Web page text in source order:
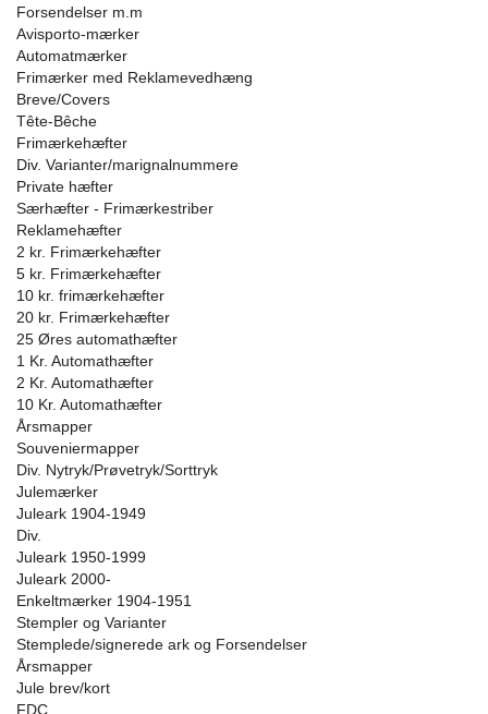
Forsendelser m.m
Avisporto-mærker
Automatmærker
Frimærker med Reklamevedhæng
Breve/Covers
Tête-Bêche
Frimærkehæfter
Div. Varianter/marignalnummere
Private hæfter
Særhæfter - Frimærkestriber
Reklamehæfter
2 kr. Frimærkehæfter
5 kr. Frimærkehæfter
10 kr. frimærkehæfter
20 kr. Frimærkehæfter
25 Øres automathæfter
1 Kr. Automathæfter
2 Kr. Automathæfter
10 Kr. Automathæfter
Årsmapper
Souveniermapper
Div. Nytryk/Prøvetryk/Sorttryk
Julemærker
Juleark 1904-1949
Div.
Juleark 1950-1999
Juleark 2000-
Enkeltmærker 1904-1951
Stempler og Varianter
Stemplede/signerede ark og Forsendelser
Årsmapper
Jule brev/kort
FDC